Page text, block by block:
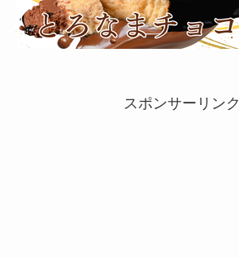
スポンサーリンク